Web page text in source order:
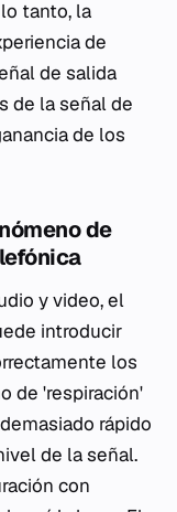
tanto, la
de
de salida
de la señal de
de los
de
y video, el
introducir
los
de 'respiración'
rápido
de la señal.
con